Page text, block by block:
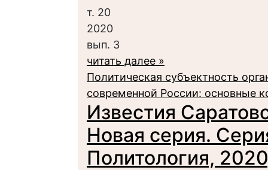
т. 20
2020
вып. 3
читать далее »
Политическая субъектность
современной России: основные
Известия
Новая серия.
Политология,